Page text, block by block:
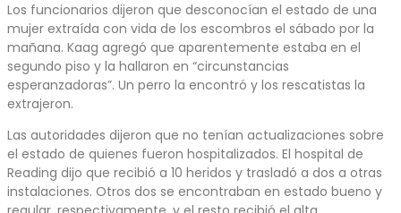
Los funcionarios dijeron que desconocían el estado de una
mujer extraída con vida de los escombros el sábado por la
mañana. Kaag agregó que aparentemente estaba en el
segundo piso y la hallaron en “circunstancias
esperanzadoras”. Un perro la encontró y los rescatistas la
extrajeron.
Las autoridades dijeron que no tenían actualizaciones sobre
el estado de quienes fueron hospitalizados. El hospital de
Reading dijo que recibió a 10 heridos y trasladó a dos a otras
instalaciones. Otros dos se encontraban en estado bueno y